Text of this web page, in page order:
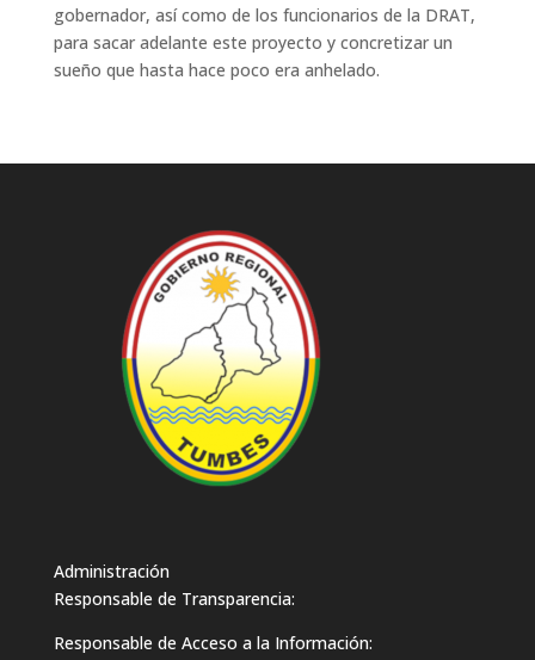
gobernador, así como de los funcionarios de la DRAT,
para sacar adelante este proyecto y concretizar un
sueño que hasta hace poco era anhelado.
Administración
Responsable de Transparencia:
Responsable de Acceso a la Información: